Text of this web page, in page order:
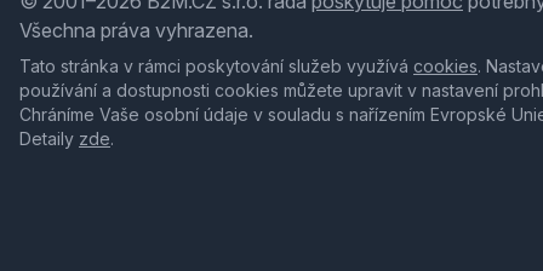
Všechna práva vyhrazena.
Tato stránka v rámci poskytování služeb využívá cookies.
používání a dostupnosti cookies můžete upravit v nastavení
Chráníme Vaše osobní údaje v souladu s nařízením Evropské
Detaily zde.